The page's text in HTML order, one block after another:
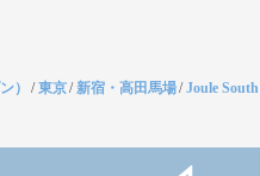
） /東京/新宿・高田馬場/Joule South